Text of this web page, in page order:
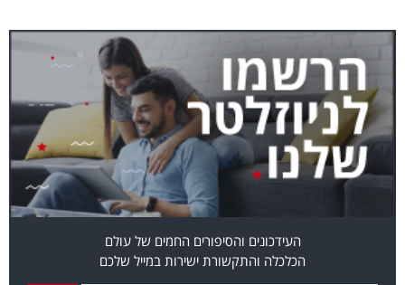
העידכונים והסיפורים החמים של עולם
הכלכלה והתקשורת ישירות במייל שלכם